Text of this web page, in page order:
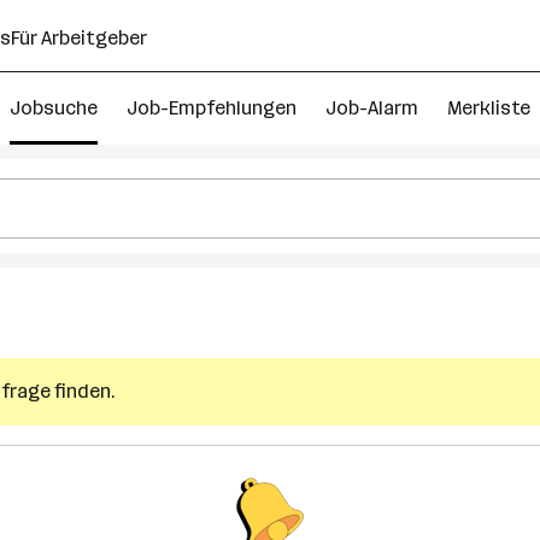
Für Arbeitgeber
Jobsuche Job-Empfehlungen Job-Alarm Merkliste
finden.